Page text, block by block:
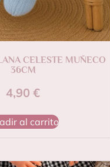
CELESTE MUÑECO
36CM
4,90 €
al carrito